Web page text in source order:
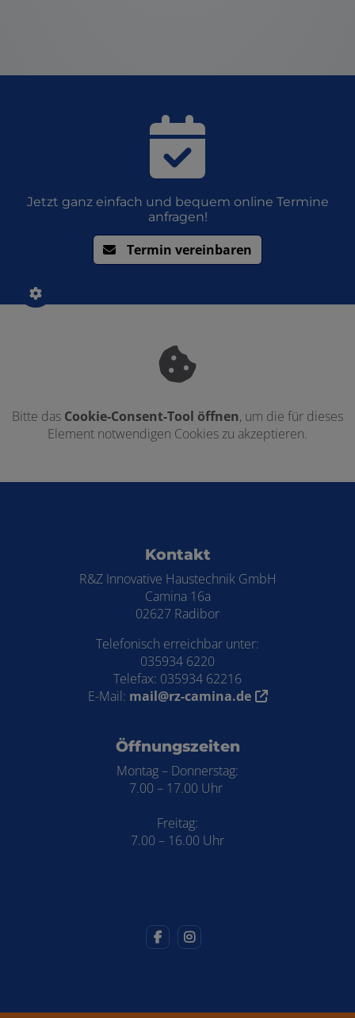
Jetzt ganz einfach und bequem online Termine
anfragen!
Termin vereinbaren
Bitte das Cookie-Consent-Tool öffnen, um die für dieses
Element notwendigen Cookies zu akzeptieren.
Kontakt
R&Z Innovative Haustechnik GmbH
Camina 16a
02627 Radibor
Telefonisch erreichbar unter:
035934 6220
Telefax: 035934 62216
E-Mail: mail@rz-camina.de
Öffnungszeiten
Montag – Donnerstag:
7.00 – 17.00 Uhr
Freitag:
7.00 – 16.00 Uhr